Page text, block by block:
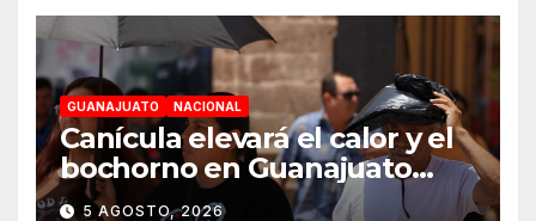
GUANAJUATO NACIONAL
Canícula elevará el calor y el
bochorno en Guanajuato
durante agosto
5 AGOSTO, 2026